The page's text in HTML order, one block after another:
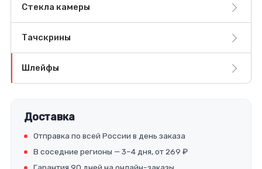
Стекла камеры
Тачскрины
Шлейфы
Доставка
Отправка по всей России в день заказа
В соседние регионы — 3–4 дня, от 269 ₽